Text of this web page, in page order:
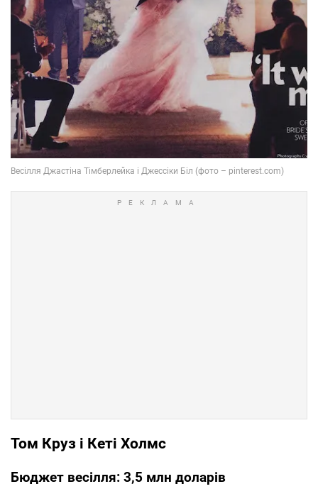
Том Круз і Кеті Холмс
Бюджет весілля: 3,5 млн доларів